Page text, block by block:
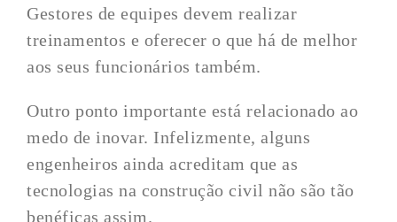
Gestores de equipes devem realizar
treinamentos e oferecer o que há de melhor
aos seus funcionários também.
Outro ponto importante está relacionado ao
medo de inovar. Infelizmente, alguns
engenheiros ainda acreditam que as
tecnologias na construção civil não são tão
benéficas assim.